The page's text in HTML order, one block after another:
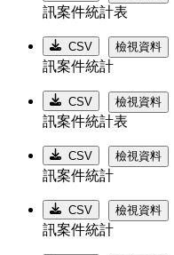
訊案件統計表
CSV 檢視資料
訊案件統計
CSV 檢視資料
訊案件統計表
CSV 檢視資料
訊案件統計
CSV 檢視資料
訊案件統計